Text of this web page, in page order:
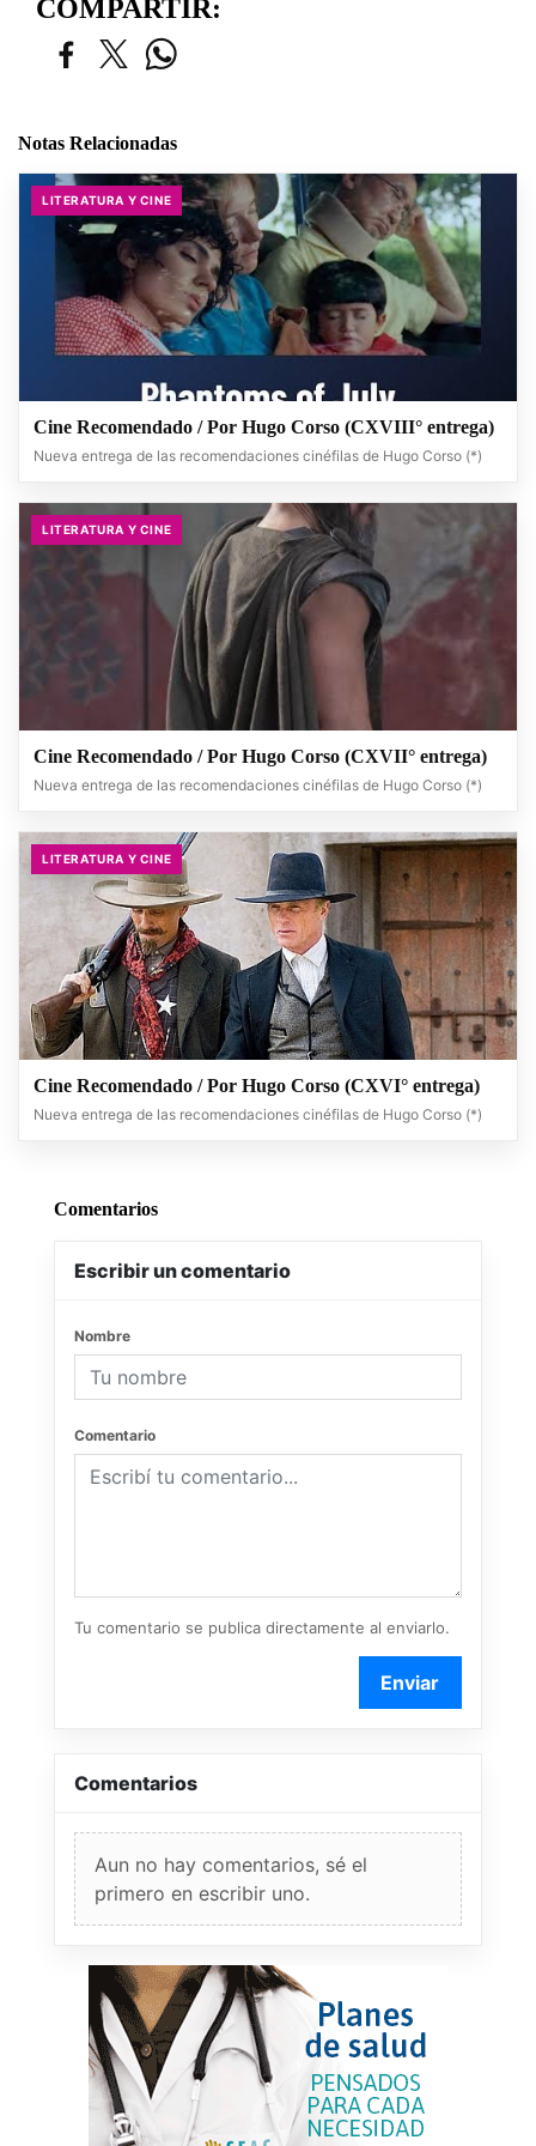
COMPARTIR:
Notas Relacionadas
LITERATURA Y CINE
Cine Recomendado / Por Hugo Corso (CXVIII° entrega)
Nueva entrega de las recomendaciones cinéfilas de Hugo Corso (*)
LITERATURA Y CINE
Cine Recomendado / Por Hugo Corso (CXVII° entrega)
Nueva entrega de las recomendaciones cinéfilas de Hugo Corso (*)
LITERATURA Y CINE
Cine Recomendado / Por Hugo Corso (CXVI° entrega)
Nueva entrega de las recomendaciones cinéfilas de Hugo Corso (*)
Comentarios
Escribir un comentario
Nombre
Comentario
Tu comentario se publica directamente al enviarlo.
Enviar
Comentarios
Aun no hay comentarios, sé el
primero en escribir uno.